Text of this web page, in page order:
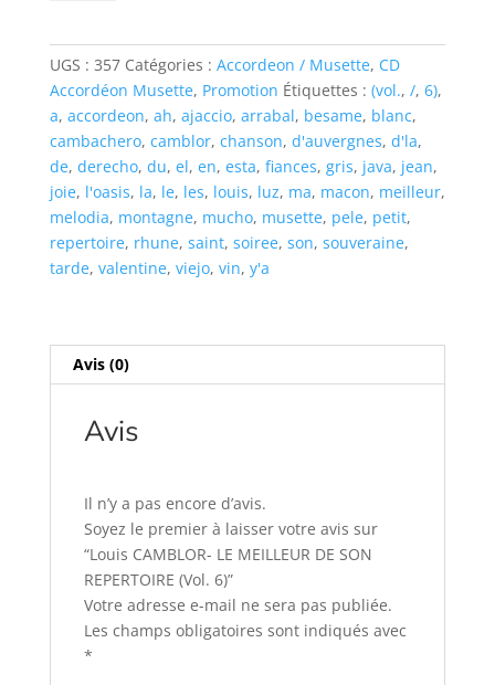
MEILLEUR
REPERTOIRE
(Vol.
6)
UGS : 357 Catégories : Accordeon / Musette, CD
Accordéon Musette, Promotion Étiquettes : (vol., /, 6),
a, accordeon, ah, ajaccio, arrabal, besame, blanc,
cambachero, camblor, chanson, d'auvergnes, d'la,
de, derecho, du, el, en, esta, fiances, gris, java, jean,
joie, l'oasis, la, le, les, louis, luz, ma, macon, meilleur,
melodia, montagne, mucho, musette, pele, petit,
repertoire, rhune, saint, soiree, son, souveraine,
tarde, valentine, viejo, vin, y'a
Avis (0)
Avis
Il n’y a pas encore d’avis.
Soyez le premier à laisser votre avis sur
“Louis CAMBLOR- LE MEILLEUR DE SON
REPERTOIRE (Vol. 6)”
Votre adresse e-mail ne sera pas publiée.
Les champs obligatoires sont indiqués avec
*